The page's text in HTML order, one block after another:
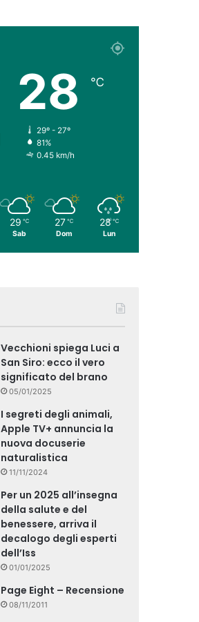
28 ℃
29º - 27º
81%
0.45 km/h
29 ℃
Sab
27 ℃
Dom
28 ℃
Lun
Vecchioni spiega Luci a
San Siro: ecco il vero
significato del brano
05/01/2025
I segreti degli animali,
Apple TV+ annuncia la
nuova docuserie
naturalistica
11/11/2024
Per un 2025 all’insegna
della salute e del
benessere, arriva il
decalogo degli esperti
dell’Iss
01/01/2025
Page Eight – Recensione
08/11/2011